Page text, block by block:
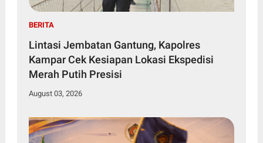
BERITA
Lintasi Jembatan Gantung, Kapolres
Kampar Cek Kesiapan Lokasi Ekspedisi
Merah Putih Presisi
August 03, 2026